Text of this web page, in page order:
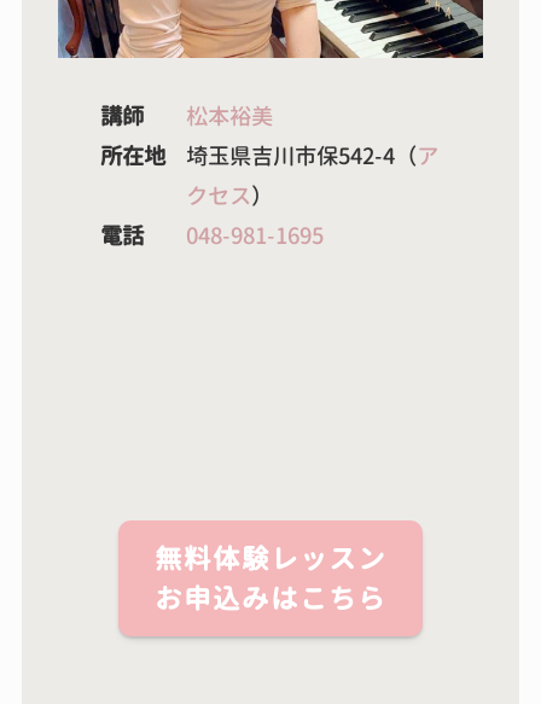
講師
松本裕美
所在地
埼玉県吉川市保542-4（ア
クセス）
電話
048-981-1695
無料体験レッスン
お申込みはこちら